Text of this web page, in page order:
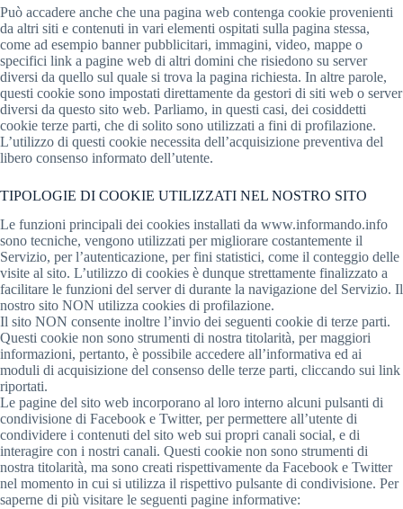
Può accadere anche che una pagina web contenga cookie provenienti
da altri siti e contenuti in vari elementi ospitati sulla pagina stessa,
come ad esempio banner pubblicitari, immagini, video, mappe o
specifici link a pagine web di altri domini che risiedono su server
diversi da quello sul quale si trova la pagina richiesta. In altre parole,
questi cookie sono impostati direttamente da gestori di siti web o server
diversi da questo sito web. Parliamo, in questi casi, dei cosiddetti
cookie terze parti, che di solito sono utilizzati a fini di profilazione.
L’utilizzo di questi cookie necessita dell’acquisizione preventiva del
libero consenso informato dell’utente.
TIPOLOGIE DI COOKIE UTILIZZATI NEL NOSTRO SITO
Le funzioni principali dei cookies installati da www.informando.info
sono tecniche, vengono utilizzati per migliorare costantemente il
Servizio, per l’autenticazione, per fini statistici, come il conteggio delle
visite al sito. L’utilizzo di cookies è dunque strettamente finalizzato a
facilitare le funzioni del server di durante la navigazione del Servizio. Il
nostro sito NON utilizza cookies di profilazione.
Il sito NON consente inoltre l’invio dei seguenti cookie di terze parti.
Questi cookie non sono strumenti di nostra titolarità, per maggiori
informazioni, pertanto, è possibile accedere all’informativa ed ai
moduli di acquisizione del consenso delle terze parti, cliccando sui link
riportati.
Le pagine del sito web incorporano al loro interno alcuni pulsanti di
condivisione di Facebook e Twitter, per permettere all’utente di
condividere i contenuti del sito web sui propri canali social, e di
interagire con i nostri canali. Questi cookie non sono strumenti di
nostra titolarità, ma sono creati rispettivamente da Facebook e Twitter
nel momento in cui si utilizza il rispettivo pulsante di condivisione. Per
saperne di più visitare le seguenti pagine informative: